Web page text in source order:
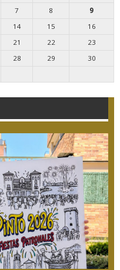
7 8
9
14 15
16
21 22
23
28 29
30